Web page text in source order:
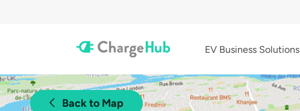
EV Business Solutions
Back to Map